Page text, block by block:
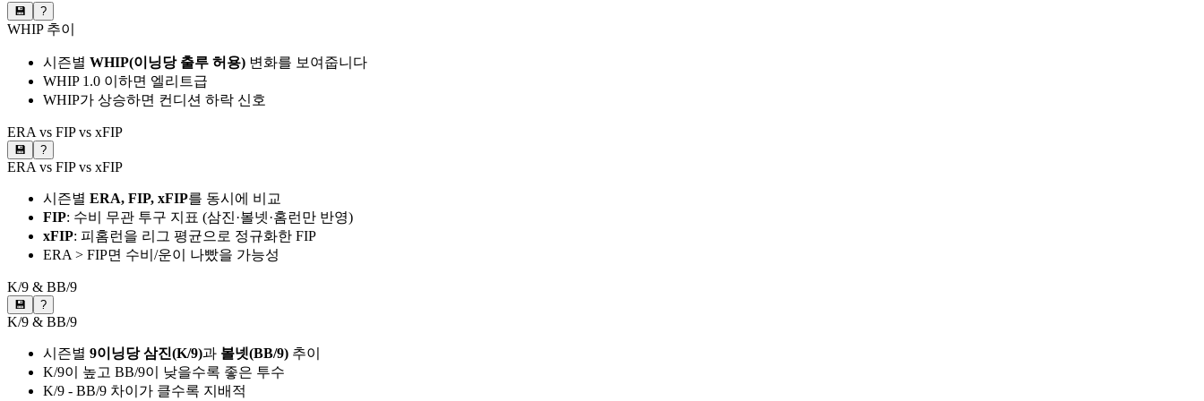
💾 ?
WHIP 추이
시즌별 WHIP(이닝당 출루 허용) 변화를 보여줍니다
WHIP 1.0 이하면 엘리트급
WHIP가 상승하면 컨디션 하락 신호
ERA vs FIP vs xFIP
💾 ?
ERA vs FIP vs xFIP
시즌별 ERA, FIP, xFIP를 동시에 비교
FIP: 수비 무관 투구 지표 (삼진·볼넷·홈런만 반영)
xFIP: 피홈런을 리그 평균으로 정규화한 FIP
ERA > FIP면 수비/운이 나빴을 가능성
K/9 & BB/9
💾 ?
K/9 & BB/9
시즌별 9이닝당 삼진(K/9)과 볼넷(BB/9) 추이
K/9이 높고 BB/9이 낮을수록 좋은 투수
K/9 - BB/9 차이가 클수록 지배적